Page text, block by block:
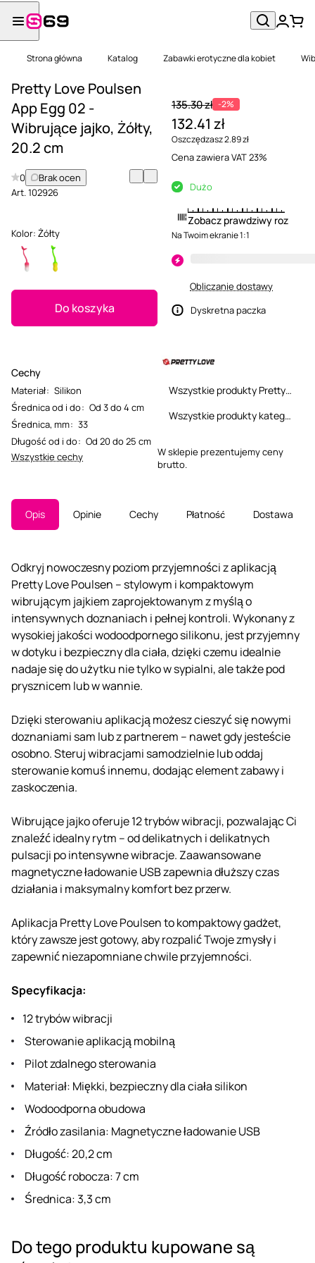
Strona główna Katalog Zabawki erotyczne dla kobiet
Pretty Love Poulsen
App Egg 02 -
Wibrujące jajko, Żółty,
20.2 cm
0
Brak ocen
Art.102926
Kolor: Żółty
Do koszyka
Cechy
Materiał: Silikon
Średnica od i do: Od 3 do 4 cm
Średnica, mm: 33
Długość od i do: Od 20 do 25 cm
Wszystkie cechy
135.30 zł -2%
132.41 zł
Oszczędzasz 2.89 zł
Cena zawiera VAT 23%
Dużo
Zobacz prawdziwy rozmiar
Na Twoim ekranie 1:1
Obliczanie dostawy
Dyskretna paczka
Wszystkie produkty Pretty Love
Wszystkie produkty kategorii
W sklepie prezentujemy ceny
brutto.
Opis Opinie Cechy Płatność Dostawa
Odkryj nowoczesny poziom przyjemności z aplikacją
Pretty Love Poulsen – stylowym i kompaktowym
wibrującym jajkiem zaprojektowanym z myślą o
intensywnych doznaniach i pełnej kontroli. Wykonany z
wysokiej jakości wodoodpornego silikonu, jest przyjemny
w dotyku i bezpieczny dla ciała, dzięki czemu idealnie
nadaje się do użytku nie tylko w sypialni, ale także pod
prysznicem lub w wannie.
Dzięki sterowaniu aplikacją możesz cieszyć się nowymi
doznaniami sam lub z partnerem – nawet gdy jesteście
osobno. Steruj wibracjami samodzielnie lub oddaj
sterowanie komuś innemu, dodając element zabawy i
zaskoczenia.
Wibrujące jajko oferuje 12 trybów wibracji, pozwalając Ci
znaleźć idealny rytm – od delikatnych i delikatnych
pulsacji po intensywne wibracje. Zaawansowane
magnetyczne ładowanie USB zapewnia dłuższy czas
działania i maksymalny komfort bez przerw.
Aplikacja Pretty Love Poulsen to kompaktowy gadżet,
który zawsze jest gotowy, aby rozpalić Twoje zmysły i
zapewnić niezapomniane chwile przyjemności.
Specyfikacja:
12 trybów wibracji
Sterowanie aplikacją mobilną
Pilot zdalnego sterowania
Materiał: Miękki, bezpieczny dla ciała silikon
Wodoodporna obudowa
Źródło zasilania: Magnetyczne ładowanie USB
Długość: 20,2 cm
Długość robocza: 7 cm
Średnica: 3,3 cm
Do tego produktu kupowane są